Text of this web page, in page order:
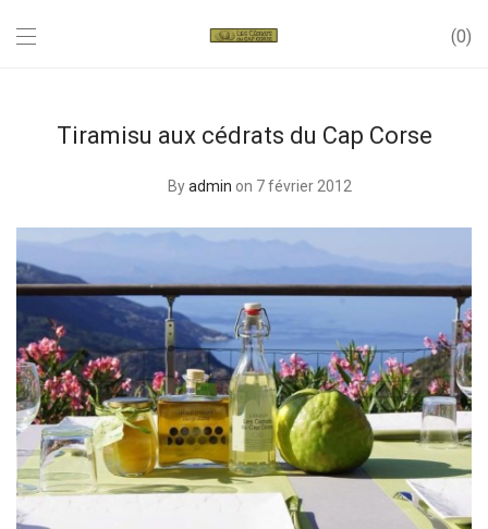
0
Tiramisu aux cédrats du Cap Corse
Byadmin on 7 février 2012